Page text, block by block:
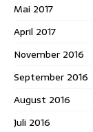
Mai 2017
April 2017
November 2016
September 2016
August 2016
Juli 2016